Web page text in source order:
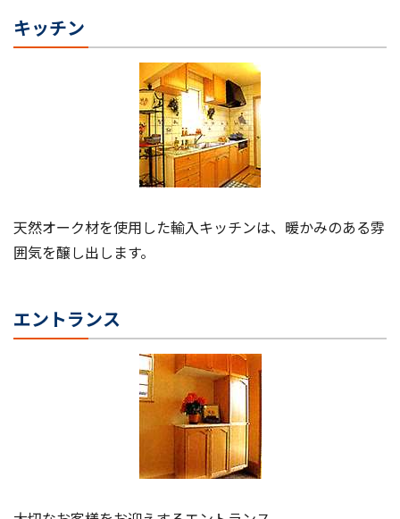
キッチン
天然オーク材を使用した輸入キッチンは、暖かみのある雰
囲気を醸し出します。
エントランス